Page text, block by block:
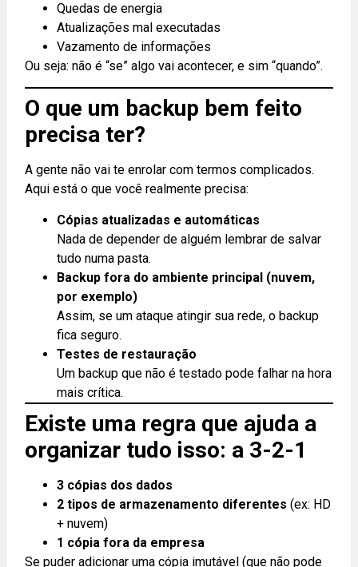
Quedas de energia
Atualizações mal executadas
Vazamento de informações
Ou seja: não é “se” algo vai acontecer, e sim “quando”.
O que um backup bem feito
precisa ter?
A gente não vai te enrolar com termos complicados.
Aqui está o que você realmente precisa:
Cópias atualizadas e automáticas
Nada de depender de alguém lembrar de salvar
tudo numa pasta.
Backup fora do ambiente principal (nuvem,
por exemplo)
Assim, se um ataque atingir sua rede, o backup
fica seguro.
Testes de restauração
Um backup que não é testado pode falhar na hora
mais crítica.
Existe uma regra que ajuda a
organizar tudo isso: a 3-2-1
3 cópias dos dados
2 tipos de armazenamento diferentes (ex: HD
+ nuvem)
1 cópia fora da empresa
Se puder adicionar uma cópia imutável (que não pode